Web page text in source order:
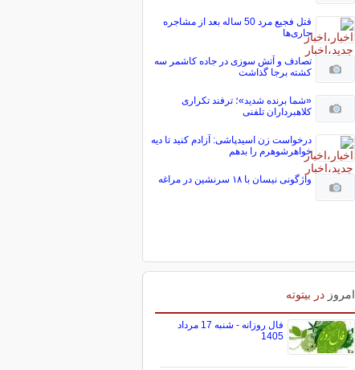
قتل فجیع مرد 50 ساله بعد از مشاجره
جاری‌ها
تصادف و آتش سوزی در جاده کاشمر سه
کشته برجا گذاشت
«شما برنده شدید»؛ ترفند تکراری
کلاهبرداران تلفنی
درخواست زن اسیدپاشی: آزادم کنید تا دیه
خواهرشوهرم را بدهم
واژگونی نیسان با ۱۸ سرنشین در مراغه
امروز در بیتوته
فال روزانه - شنبه 17 مرداد
1405